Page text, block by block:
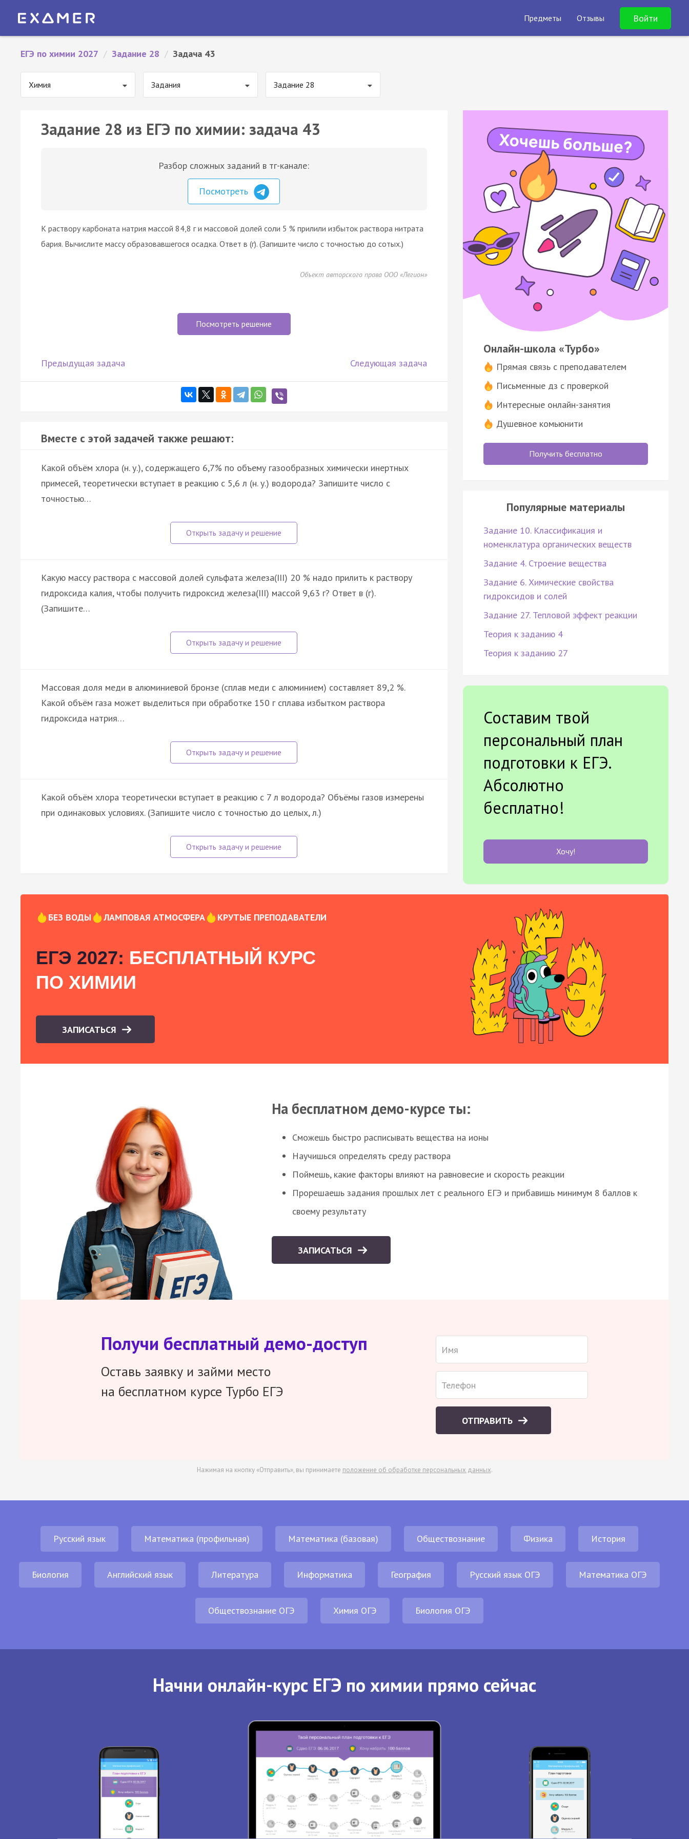
Предметы Отзывы Войти
ЕГЭ по химии 2027 / Задание 28 / Задача 43
Химия Задания Задание 28
Задание 28 из ЕГЭ по химии: задача 43
Разбор сложных заданий в тг-канале:
Посмотреть
К раствору карбоната натрия массой 84,8 г и массовой долей соли 5 % прилили избыток раствора нитрата
бария. Вычислите массу образовавшегося осадка. Ответ в (г). (Запишите число с точностью до сотых.)
Объект авторского права ООО «Легион»
Посмотреть решение
Предыдущая задача Следующая задача
Вместе с этой задачей также решают:
Какой объём хлора (н. у.), содержащего 6,7% по объему газообразных химически инертных
примесей, теоретически вступает в реакцию с 5,6 л (н. у.) водорода? Запишите число с
точностью…
Какую массу раствора с массовой долей сульфата железа(III) 20 % надо прилить к раствору
гидроксида калия, чтобы получить гидроксид железа(III) массой 9,63 г? Ответ в (г).
(Запишите…
Массовая доля меди в алюминиевой бронзе (сплав меди с алюминием) составляет 89,2 %.
Какой объём газа может выделиться при обработке 150 г сплава избытком раствора
гидроксида натрия…
Какой объём хлора теоретически вступает в реакцию с 7 л водорода? Объёмы газов измерены
при одинаковых условиях. (Запишите число с точностью до целых, л.)
Онлайн-школа «Турбо»
Прямая связь с преподавателем
Письменные дз с проверкой
Интересные онлайн-занятия
Душевное комьюнити
Получить бесплатно
Популярные материалы
Задание 10. Классификация и
номенклатура органических веществ
Задание 4. Строение вещества
Задание 6. Химические свойства
гидроксидов и солей
Задание 27. Тепловой эффект реакции
Теория к заданию 4
Теория к заданию 27
Составим твой
персональный план
подготовки к ЕГЭ.
Абсолютно
бесплатно!
Хочу!
БЕЗ ВОДЫ ЛАМПОВАЯ АТМОСФЕРА КРУТЫЕ ПРЕПОДАВАТЕЛИ
ЕГЭ 2027: БЕСПЛАТНЫЙ КУРС
ПО ХИМИИ
ЗАПИСАТЬСЯ
На бесплатном демо-курсе ты:
Сможешь быстро расписывать вещества на ионы
Научишься определять среду раствора
Поймешь, какие факторы влияют на равновесие и скорость реакции
Прорешаешь задания прошлых лет с реального ЕГЭ и прибавишь минимум 8 баллов к
своему результату
ЗАПИСАТЬСЯ
Получи бесплатный демо-доступ
Оставь заявку и займи место
на бесплатном курсе Турбо ЕГЭ
ОТПРАВИТЬ
Нажимая на кнопку «Отправить», вы принимаете положение об обработке персональных данных.
Русский язык Математика (профильная) Математика (базовая) Обществознание Физика История
Биология Английский язык Литература Информатика География Русский язык ОГЭ Математика ОГЭ
Обществознание ОГЭ Химия ОГЭ Биология ОГЭ
Начни онлайн-курс ЕГЭ по химии прямо сейчас